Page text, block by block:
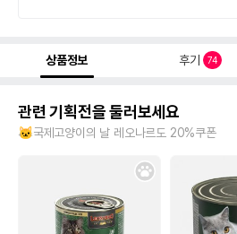
상품정보 후기 74
관련 기획전을 둘러보세요
🐱국제고양이의 날 레오나르도 20%쿠폰